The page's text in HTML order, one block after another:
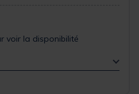
voir la disponibilité